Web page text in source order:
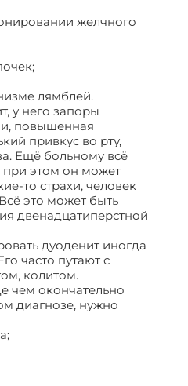
желчного
лямблей.
у него запоры
повышенная
привкус во рту,
Ещё больному всё
при этом он может
то страхи, человек
это может быть
двенадцатиперстной
дуоденит иногда
часто путают с
колитом.
чем окончательно
диагнозе, нужно